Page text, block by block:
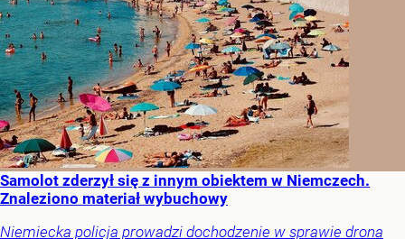
Samolot zderzył się z innym obiektem w Niemczech.
Znaleziono materiał wybuchowy
Niemiecka policja prowadzi dochodzenie w sprawie drona